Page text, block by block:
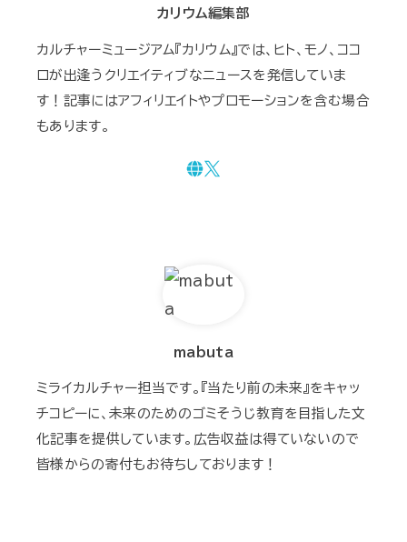
カリウム編集部
カルチャーミュージアム『カリウム』では、ヒト、モノ、ココ
ロが出逢うクリエイティブなニュースを発信していま
す！記事にはアフィリエイトやプロモーションを含む場合
もあります。
mabuta
ミライカルチャー担当です。『当たり前の未来』をキャッ
チコピーに、未来のためのゴミそうじ教育を目指した文
化記事を提供しています。広告収益は得ていないので
皆様からの寄付もお待ちしております！